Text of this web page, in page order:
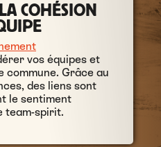
COHÉSION
vos équipes et
commune. Grâce au
des liens sont
le sentiment
team-spirit.